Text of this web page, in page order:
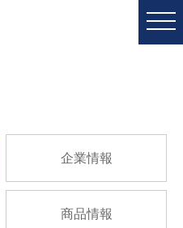
企業情報
商品情報